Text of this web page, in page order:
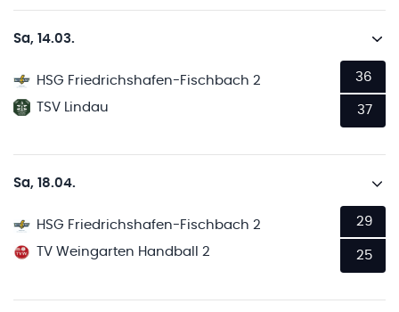
Sa, 14.03.
HSG Friedrichshafen-Fischbach 2
TSV Lindau
36
37
Sa, 18.04.
HSG Friedrichshafen-Fischbach 2
TV Weingarten Handball 2
29
25